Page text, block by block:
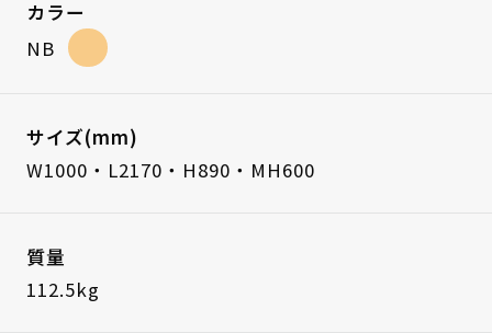
カラー
NB
サイズ(mm)
W1000・L2170・H890・MH600
質量
112.5kg